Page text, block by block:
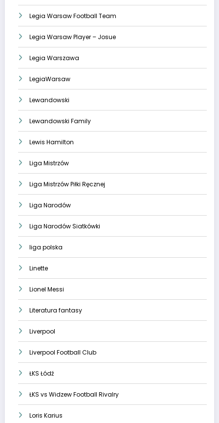
Legia Warsaw Football Team
Legia Warsaw Player – Josue
Legia Warszawa
LegiaWarsaw
Lewandowski
Lewandowski Family
Lewis Hamilton
Liga Mistrzów
Liga Mistrzów Piłki Ręcznej
Liga Narodów
Liga Narodów Siatkówki
liga polska
Linette
Lionel Messi
Literatura fantasy
Liverpool
Liverpool Football Club
ŁKS Łódź
ŁKS vs Widzew Football Rivalry
Loris Karius